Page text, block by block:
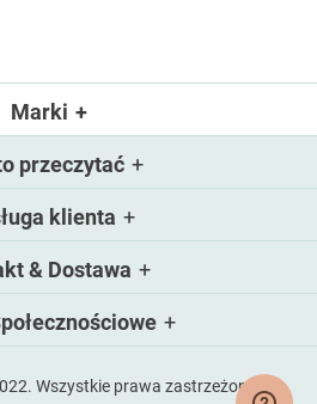
Marki
przeczytać
klienta
& Dostawa
Wszystkie prawa zastrzeżone.